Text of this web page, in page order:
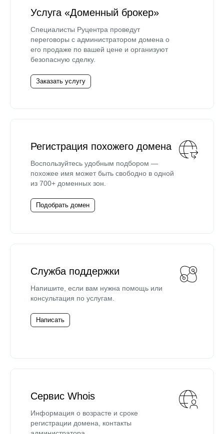
Услуга «Доменный брокер»
Специалисты Руцентра проведут
переговоры с администратором домена о
его продаже по вашей цене и организуют
безопасную сделку.
Заказать услугу
Регистрация похожего домена
Воспользуйтесь удобным подбором —
похожее имя может быть свободно в одной
из 700+ доменных зон.
Подобрать домен
Служба поддержки
Напишите, если вам нужна помощь или
консультация по услугам.
Написать
Сервис Whois
Информация о возрасте и сроке
регистрации домена, контакты